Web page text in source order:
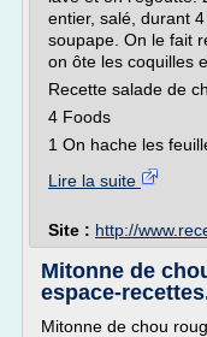
entier, salé, durant
soupape. On le fait
on ôte les coquilles
Recette salade de
4 Foods
1 On hache les
Lire la suite
Site : http://
Mitonne de
espace-
Mitonne de chou